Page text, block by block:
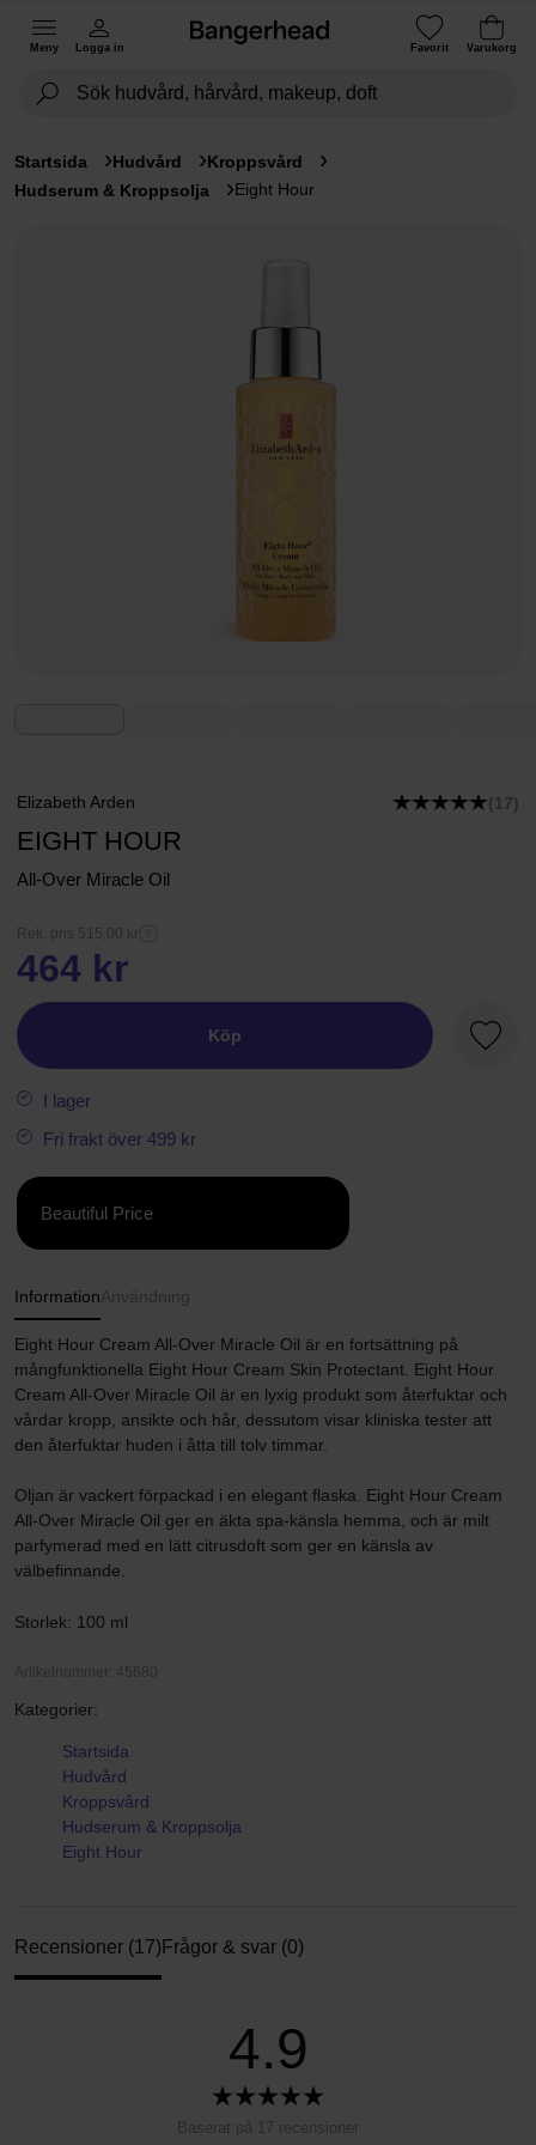
Meny Logga in Favorit Varukorg
Startsida Hudvård
Kroppsvård
Hudserum & Kroppsolja
Eight Hour
Elizabeth Arden (17)
EIGHT HOUR
All-Over Miracle Oil
Rek. pris 515,00 kr
464 kr
Köp
I lager
Fri frakt över 499 kr
Beautiful Price
InformationAnvändning
Eight Hour Cream All-Over Miracle Oil är en fortsättning på
mångfunktionella Eight Hour Cream Skin Protectant. Eight Hour
Cream All-Over Miracle Oil är en lyxig produkt som återfuktar och
vårdar kropp, ansikte och hår, dessutom visar kliniska tester att
den återfuktar huden i åtta till tolv timmar.
Oljan är vackert förpackad i en elegant flaska. Eight Hour Cream
All-Over Miracle Oil ger en äkta spa-känsla hemma, och är milt
parfymerad med en lätt citrusdoft som ger en känsla av
välbefinnande.
Storlek: 100 ml
Artikelnummer: 45680
Kategorier:
Startsida
Hudvård
Kroppsvård
Hudserum & Kroppsolja
Eight Hour
Recensioner (17) Frågor & svar (0)
4.9
Baserat på 17 recensioner